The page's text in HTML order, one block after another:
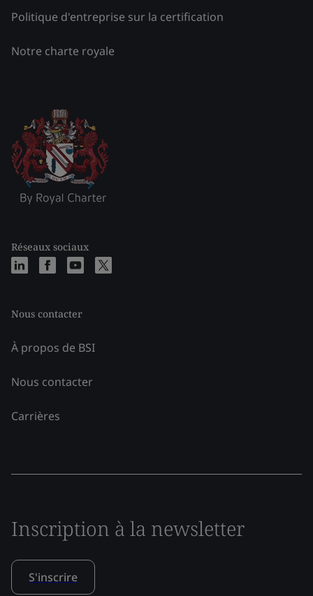
Politique d'entreprise sur la certification
Notre charte royale
Réseaux sociaux
Nous contacter
À propos de BSI
Nous contacter
Carrières
Inscription à la newsletter
S'inscrire